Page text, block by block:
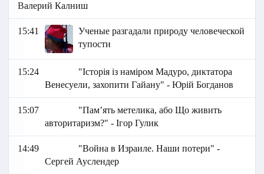
Валерий Калниш
15:41
Ученые разгадали природу человеческой
тупости
15:24
"Історія із наміром Мадуро, диктатора
Венесуели, захопити Гайану" - Юрій Богданов
15:07
"Пам’ять метелика, або Що живить
авторитаризм?" - Ігор Гулик
14:49
"Война в Израиле. Наши потери" -
Сергей Ауслендер